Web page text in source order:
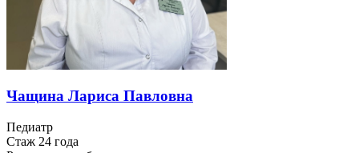
Чащина Лариса Павловна
Педиатр
Стаж 24 года